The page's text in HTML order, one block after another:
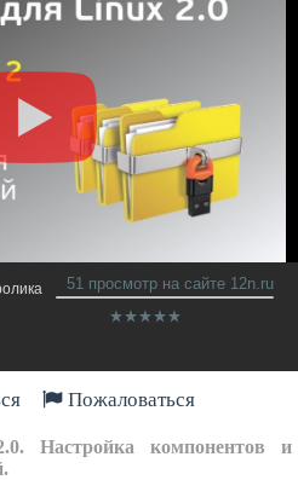
51 просмотр на сайте 12n.ru
Пожаловаться
Настройка компонентов и